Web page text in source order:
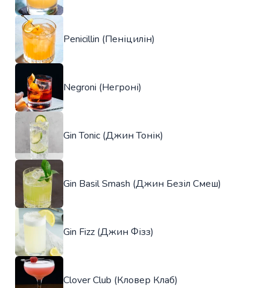
Penicillin (Пеніцилін)
Negroni (Негроні)
Gin Tonic (Джин Тонік)
Gin Basil Smash (Джин Безіл Смеш)
Gin Fizz (Джин Фізз)
Clover Club (Кловер Клаб)